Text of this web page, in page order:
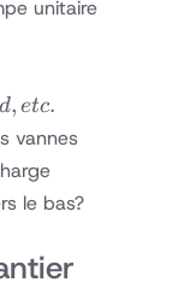
unitaire
d, etc.
vannes
le bas?